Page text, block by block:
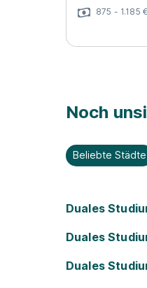
875 - 1.185
Noch
Beliebte Städte
Duales
Duales
Duales